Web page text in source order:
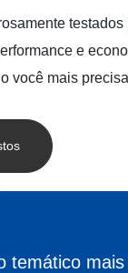
testados
e
você mais
temático